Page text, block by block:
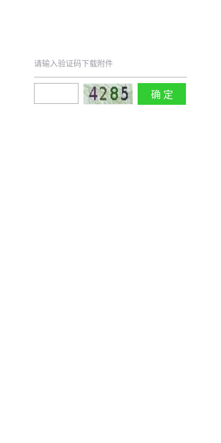
请输入验证码下载附件